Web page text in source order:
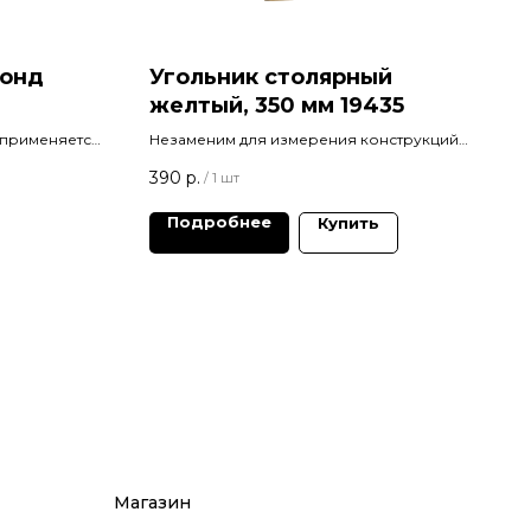
Угольник столярный
желтый, 350 мм 19435
Незаменим для измерения конструкций
отклонений от номинальных размеров и
конструкций.
390 р. / 1 шт
Подробнее Купить
Магазин